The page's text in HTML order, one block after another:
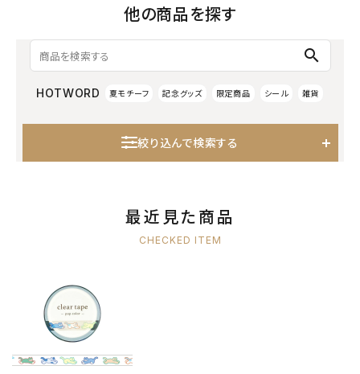
他の商品を探す
search
HOTWORD 夏モチーフ 記念グッズ 限定商品 シール 雑貨
絞り込んで検索する
最近見た商品
CHECKED ITEM